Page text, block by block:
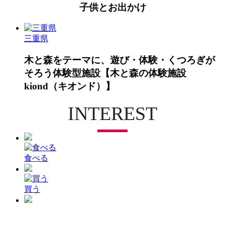
子供とお出かけ
三重県
木と森をテーマに、遊び・体験・くつろぎが
そろう体験型施設【木と森の体験施設
kiond（キオンド）】
INTEREST
食べる
買う